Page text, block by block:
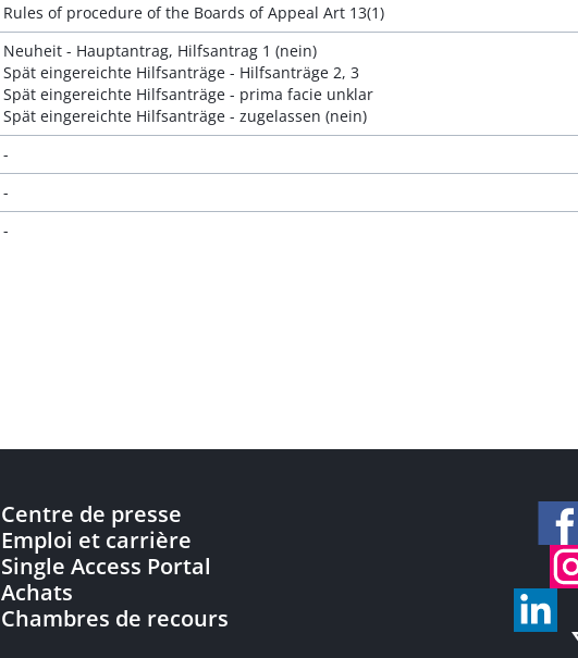
Rules of procedure of the Boards of Appeal Art 13(1)
Neuheit - Hauptantrag, Hilfsantrag 1 (nein)
Spät eingereichte Hilfsanträge - Hilfsanträge 2, 3
Spät eingereichte Hilfsanträge - prima facie unklar
Spät eingereichte Hilfsanträge - zugelassen (nein)
-
-
-
Centre de presse
Emploi et carrière
Single Access Portal
Achats
Chambres de recours